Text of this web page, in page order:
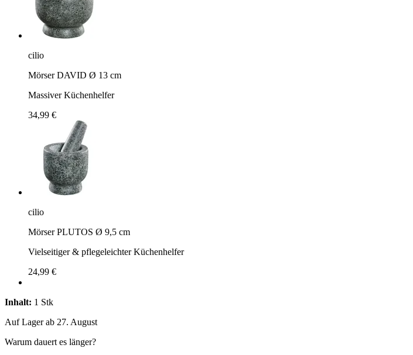
cilio
Mörser DAVID Ø 13 cm
Massiver Küchenhelfer
34,99 €
cilio
Mörser PLUTOS Ø 9,5 cm
Vielseitiger & pflegeleichter Küchenhelfer
24,99 €
Inhalt: 1 Stk
Auf Lager ab 27. August
Warum dauert es länger?